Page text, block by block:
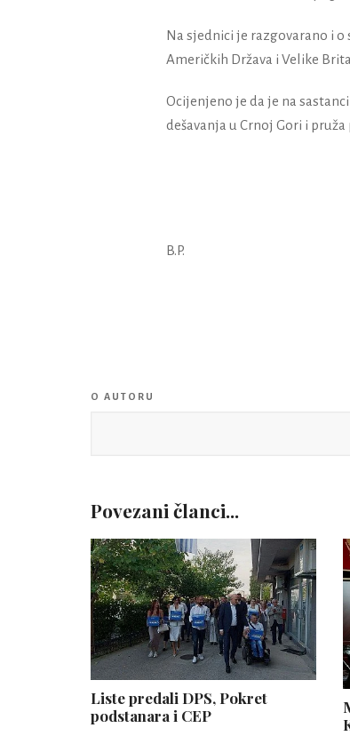
Na sjednici je razgovarano i
Američkih Država i Velike
Ocijenjeno je da je na
dešavanja u Crnoj Gori i
B.P.
O AUTORU
Povezani članci...
Liste predali DPS, Pokret
podstanara i CEP